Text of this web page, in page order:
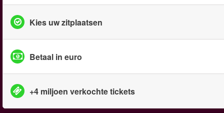
Kies uw zitplaatsen
Betaal in euro
+4 miljoen verkochte tickets